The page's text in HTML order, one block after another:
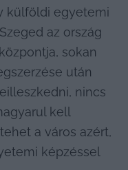
külföldi egyetemi
az ország
sokan
után
nincs
kell
a város azért,
képzéssel